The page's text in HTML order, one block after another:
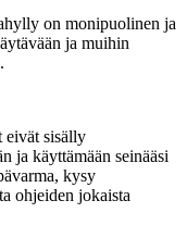
on monipuolinen ja
ja muihin
eivät sisälly
ja käyttämään seinääsi
kysy
ohjeiden jokaista